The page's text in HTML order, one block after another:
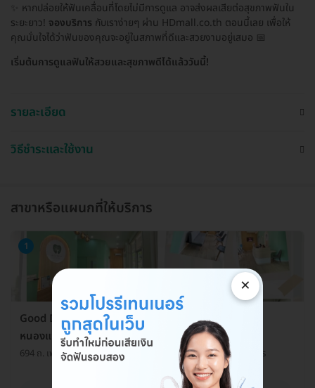
✨ หากปล่อยให้ฟันเคลื่อนที่โดยไม่มีการดูแล อาจส่งผลเสียต่อสุขภาพฟันใน
ระยะยาว! จองบริการ กับเราง่ายๆ ผ่าน HDmall.co.th ตอนนี้เลย เพื่อให้
คุณมั่นใจได้ว่าฟันของคุณจะอยู่ในสภาพที่ดีและสวยงามอยู่เสมอ 📅
เริ่มต้นการดูแลฟันให้สวยและสุขภาพดีได้แล้ววันนี้!
รายละเอียด
วิธีชำระและใช้งาน
สาขาหรือแผนกที่ให้บริการ
1
Good Day Dental Clinic (คลินิกทันตกรรม กู๊ดเดย์
หนองแขม)
694 ถ. เพชรเกษม แขวงหนองค้างพลู เขตหนองแขม กรุงเทพมหานคร
×